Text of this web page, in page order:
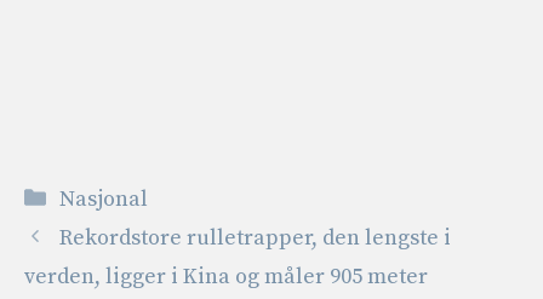
Kategorier
Nasjonal
Rekordstore rulletrapper, den lengste i
verden, ligger i Kina og måler 905 meter